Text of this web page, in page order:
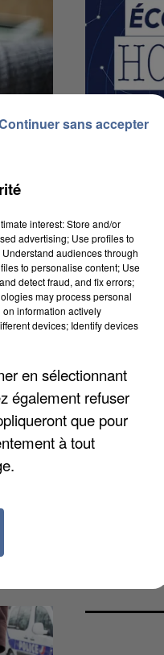
TOURNEZ
interest: Store and/or
advertising; Use profiles to
audiences through
to personalise content; Use
detect fraud, and fix errors;
may process personal
information actively
devices; Identify devices
en sélectionnant
également refuser
que pour
à tout
sans accepter